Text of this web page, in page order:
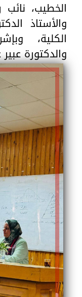
الخطيب،
والأستاذ
الكلية،
والدكتورة